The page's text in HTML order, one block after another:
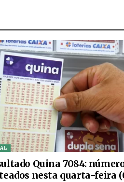
Quina 7084:
nesta quarta-feira